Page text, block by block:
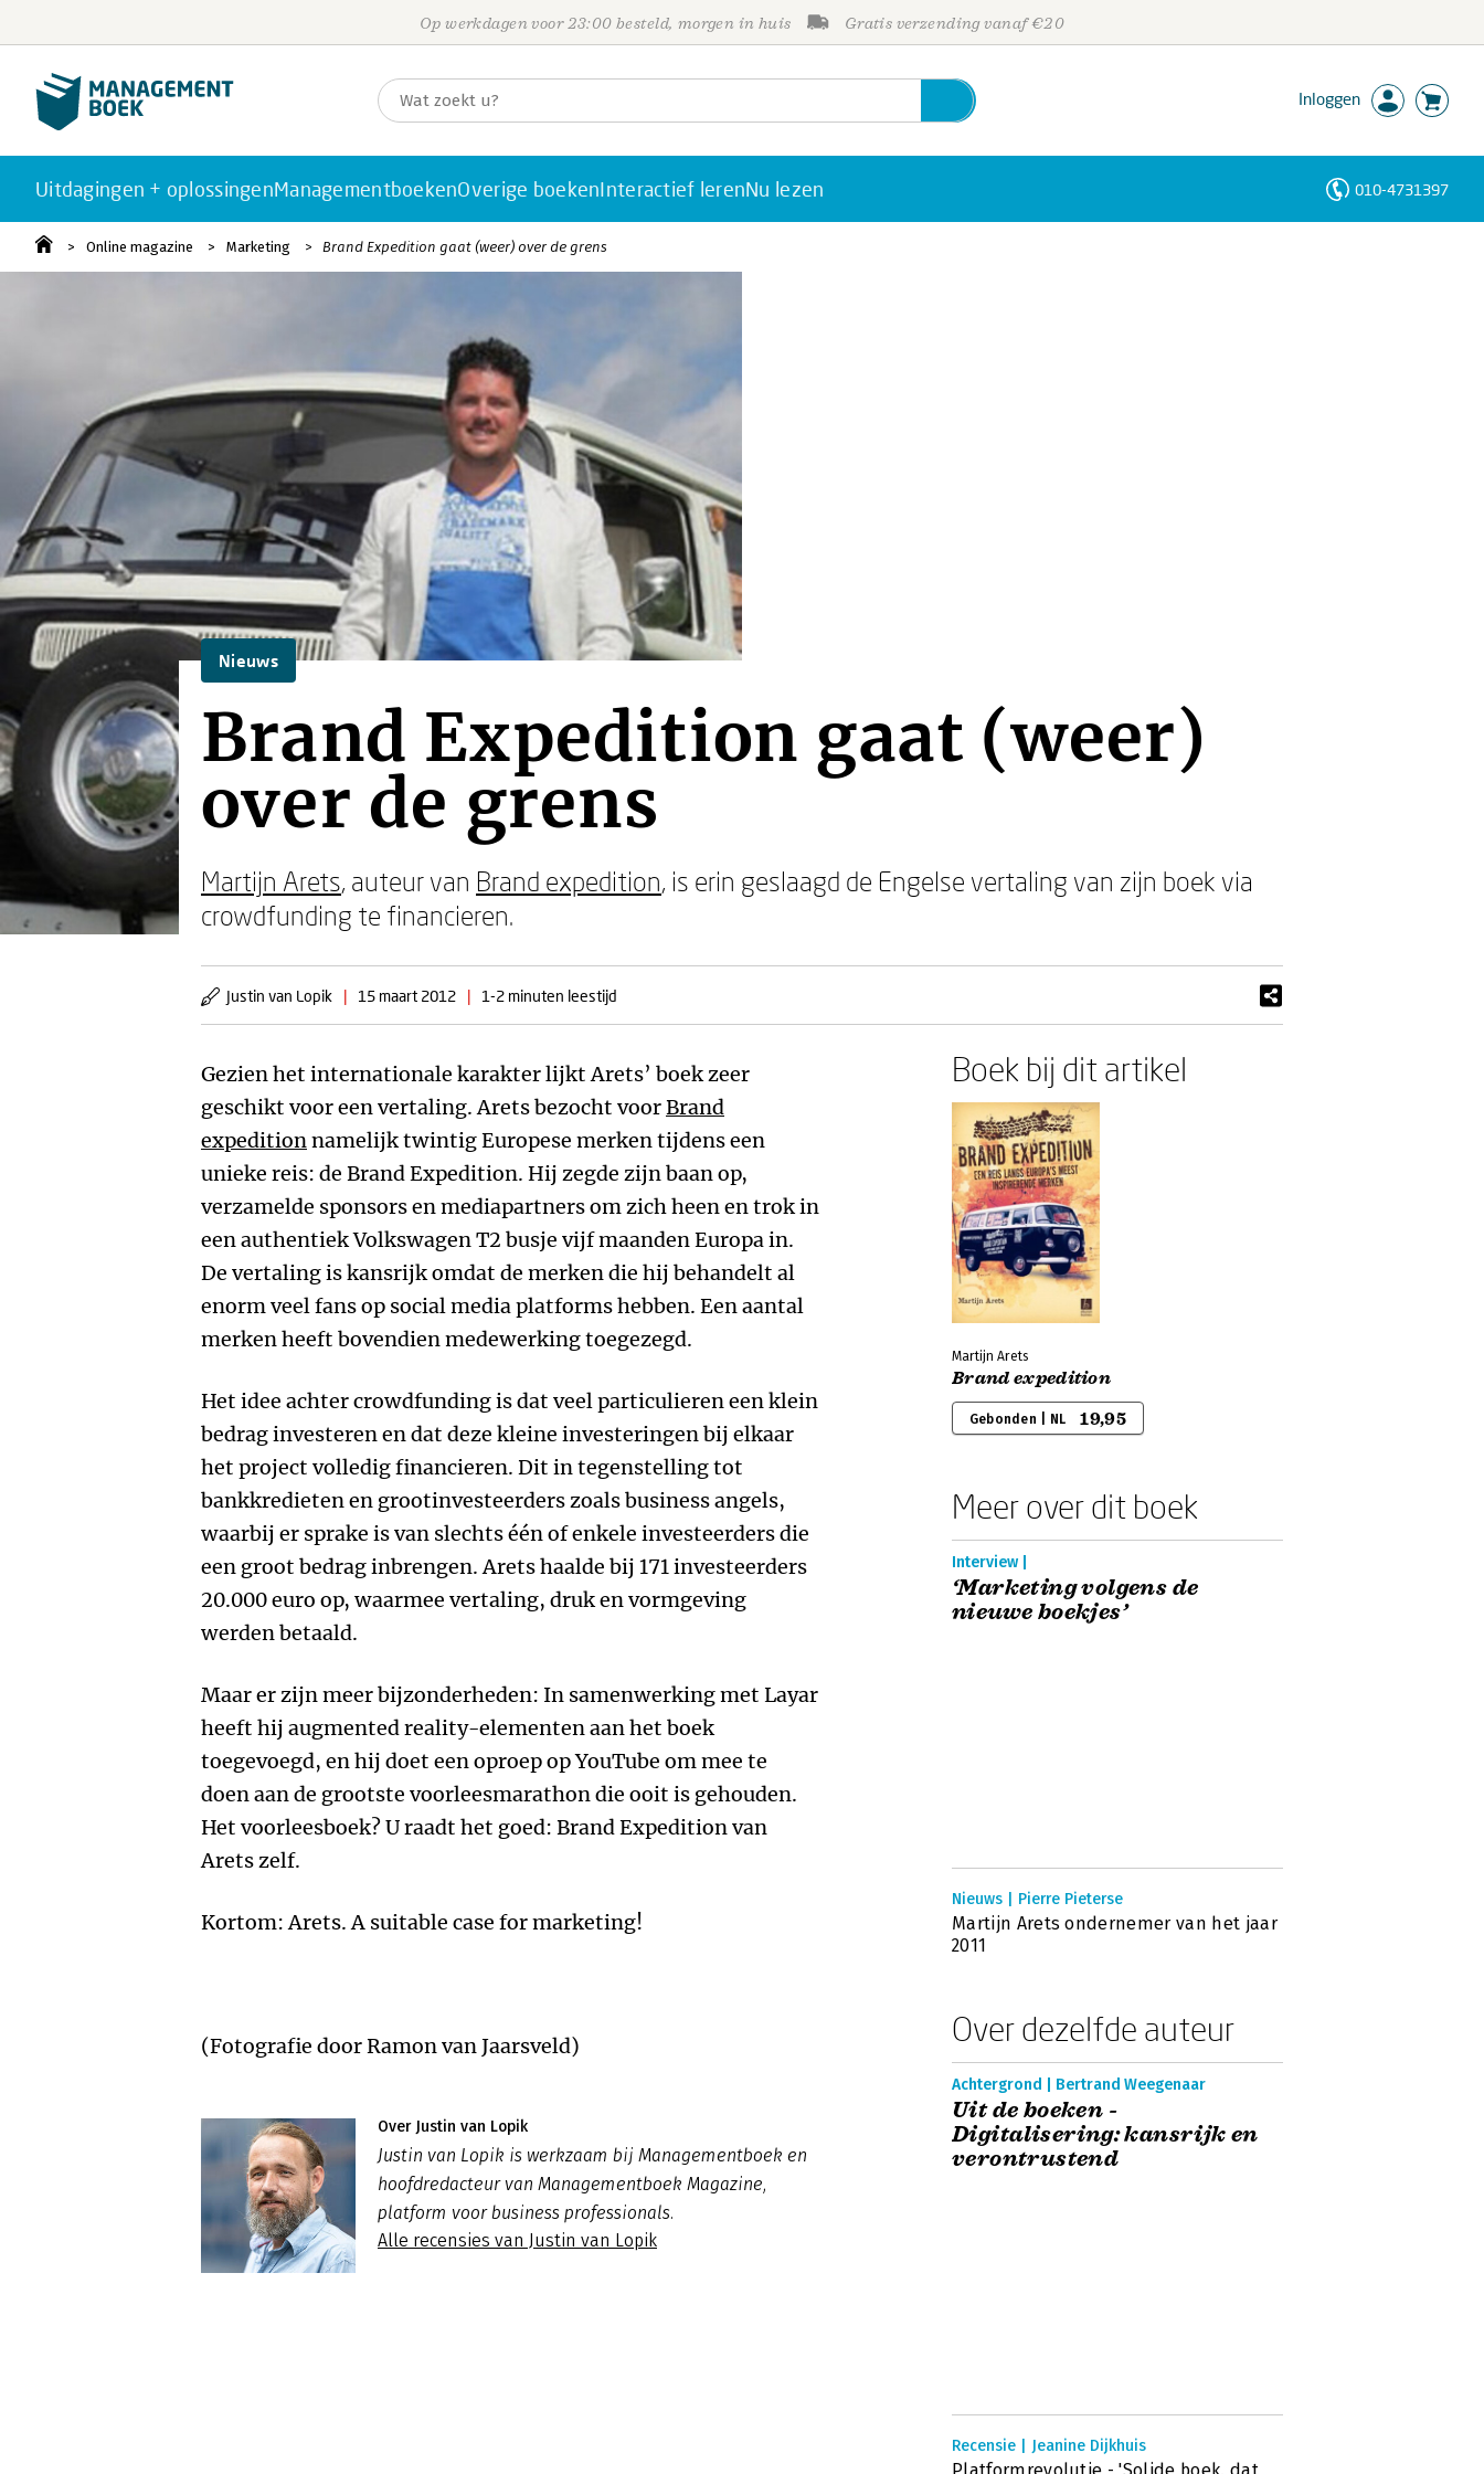
Op werkdagen voor 23:00 besteld, morgen in huis Gratis verzending vanaf €20
Inloggen
Uitdagingen + oplossingenManagementboekenOverige boekenInteractief lerenNu lezen 010-4731397
Online magazine Marketing Brand Expedition gaat (weer) over de grens
Nieuws
Brand Expedition gaat (weer)
over de grens
Martijn Arets, auteur van Brand expedition, is erin geslaagd de Engelse vertaling van zijn boek via
crowdfunding te financieren.
Justin van Lopik | 15 maart 2012 | 1-2 minuten leestijd
Gezien het internationale karakter lijkt Arets’ boek zeer
geschikt voor een vertaling. Arets bezocht voorBrand
expeditionnamelijk twintig Europese merken tijdens een
unieke reis: de Brand Expedition. Hij zegde zijn baan op,
verzamelde sponsors en mediapartners om zich heen en trok in
een authentiek Volkswagen T2 busje vijf maanden Europa in.
De vertaling is kansrijk omdat de merken die hij behandelt al
enorm veel fans op social media platforms hebben. Een aantal
merken heeft bovendien medewerking toegezegd.
Het idee achter crowdfunding is dat veel particulieren een klein
bedrag investeren en dat deze kleine investeringen bij elkaar
het project volledig financieren. Dit in tegenstelling tot
bankkredieten en grootinvesteerders zoals business angels,
waarbij er sprake is van slechts één of enkele investeerders die
een groot bedrag inbrengen. Arets haalde bij 171 investeerders
20.000 euro op, waarmee vertaling, druk en vormgeving
werden betaald.
Maar er zijn meer bijzonderheden: In samenwerking met Layar
heeft hij augmented reality-elementen aan het boek
toegevoegd, en hij doet een oproep op YouTube om mee te
doen aan de grootste voorleesmarathon die ooit is gehouden.
Het voorleesboek? U raadt het goed: Brand Expedition van
Arets zelf.
Kortom: Arets. A suitable case for marketing!
(Fotografie door Ramon van Jaarsveld)
Over Justin van Lopik
Justin van Lopik is werkzaam bij Managementboek en
hoofdredacteur van Managementboek Magazine,
platform voor business professionals.
Alle recensies van Justin van Lopik
Boek bij dit artikel
Martijn Arets
Brand expedition
Gebonden | NL 19,95
Meer over dit boek
Interview |
‘Marketing volgens de
nieuwe boekjes’
Nieuws | Pierre Pieterse
Martijn Arets ondernemer van het jaar
2011
Over dezelfde auteur
Achtergrond | Bertrand Weegenaar
Uit de boeken -
Digitalisering: kansrijk en
verontrustend
Recensie | Jeanine Dijkhuis
Personen